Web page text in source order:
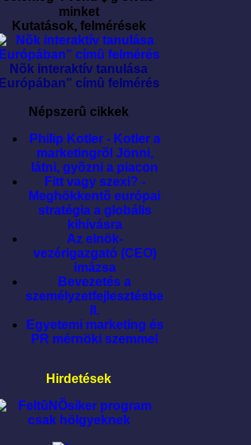
minket
Kutatások, felmérések
Nõk interaktív tanulása
Európában” címû felmérés
Népszerû cikkek
Philip Kotler - Kotler a
marketingrõl Jönni,
látni, gyõzni a piacon
Fitt vagy szexi? -
Meghökkentõ európai
stratégia a globális
kihívásra
Az elnök-
vezérigazgató (CEO)
imázsa
Bevezetés a
személyzetfejlesztésbe
II.
Egyetemi marketing és
PR mérnöki szemmel
Hirdetések